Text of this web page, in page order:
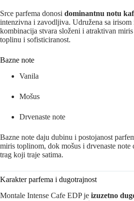
Srce parfema donosi dominantnu notu
intenzivna i zavodljiva. Udružena sa irisom
kombinacija stvara složeni i atraktivan
toplinu i sofisticiranost.
Bazne note
Vanila
Mošus
Drvenaste note
Bazne note daju dubinu i postojanost
miris toplinom, dok mošus i drvenaste note
trag koji traje satima.
Karakter parfema i dugotrajnost
Montale Intense Cafe EDP je izuzetno